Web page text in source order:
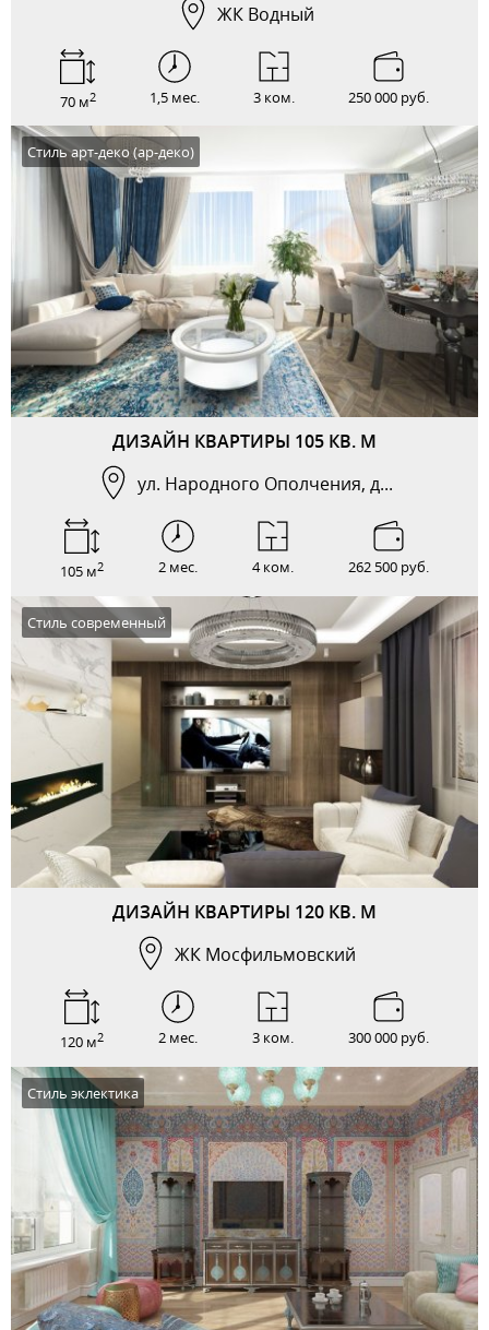
ЖК Водный
70 м2 1,5 мес. 3 ком. 250 000 руб.
ДИЗАЙН КВАРТИРЫ 105 КВ. М
ул. Народного Ополчения, д...
Стиль арт-деко (ар-деко)
105 м2 2 мес. 4 ком. 262 500 руб.
ДИЗАЙН КВАРТИРЫ 120 КВ. М
ЖК Мосфильмовский
Стиль современный
120 м2 2 мес. 3 ком. 300 000 руб.
Стиль эклектика